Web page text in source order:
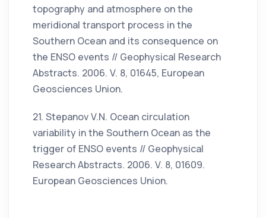
topography and atmosphere on the
meridional transport process in the
Southern Ocean and its consequence on
the ENSO events // Geophysical Research
Abstracts. 2006. V. 8, 01645, European
Geosciences Union.
21. Stepanov V.N. Ocean circulation
variability in the Southern Ocean as the
trigger of ENSO events // Geophysical
Research Abstracts. 2006. V. 8, 01609.
European Geosciences Union.